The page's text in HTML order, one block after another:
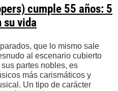
cumple 55 años: 5
su vida
que lo mismo sale
al escenario cubierto
partes nobles, es
más carismáticos y
Un tipo de carácter